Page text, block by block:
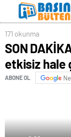
171 okunma
SON
etkisiz hale
ABONE OL